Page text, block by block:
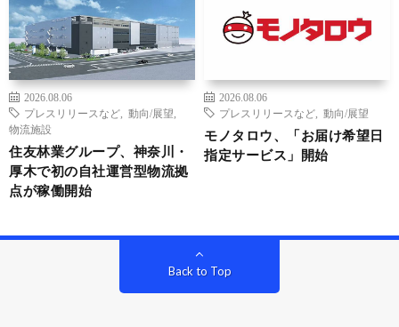
2026.08.06
プレスリリースなど
動向/展望
物流施設
住友林業グループ、神奈川・
厚木で初の自社運営型物流拠
点が稼働開始
2026.08.06
プレスリリースなど
動向/展望
モノタロウ、「お届け希望日
指定サービス」開始
Back to Top